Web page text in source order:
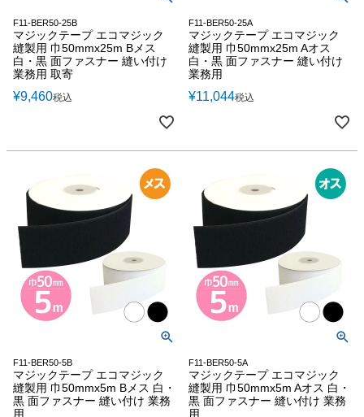
F11-BER50-25B
マジックテープ エコマジック
縫製用 巾50mmx25m Bメス
白・黒 面ファスナー 縫い付け
業務用 取寄
¥9,460税込
F11-BER50-25A
マジックテープ エコマジック
縫製用 巾50mmx25m Aオス
白・黒 面ファスナー 縫い付け
業務用
¥11,044税込
F11-BER50-5B
マジックテープ エコマジック
縫製用 巾50mmx5m Bメス 白・
黒 面ファスナー 縫い付け 業務
用
F11-BER50-5A
マジックテープ エコマジック
縫製用 巾50mmx5m Aオス 白・
黒 面ファスナー 縫い付け 業務
用